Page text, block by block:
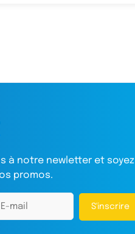
à notre newletter et soyez
promos.
S'inscrire